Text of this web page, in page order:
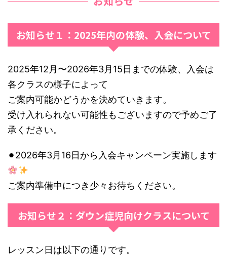
お知らせ１：2025年内の体験、入会について
2025年12月〜2026年3月15日までの体験、入会は
各クラスの様子によって
ご案内可能かどうかを決めていきます。
受け入れられない可能性もございますので予めご了
承ください。
⚫︎2026年3月16日から入会キャンペーン実施します
ご案内準備中につき少々お待ちください。
お知らせ２：ダウン症児向けクラスについて
レッスン日は以下の通りです。